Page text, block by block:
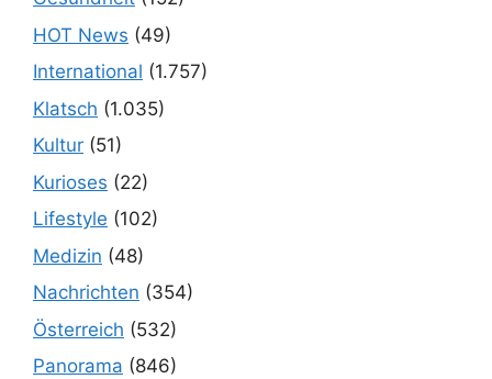
HOT News (49)
International (1.757)
Klatsch (1.035)
Kultur (51)
Kurioses (22)
Lifestyle (102)
Medizin (48)
Nachrichten (354)
Österreich (532)
Panorama (846)